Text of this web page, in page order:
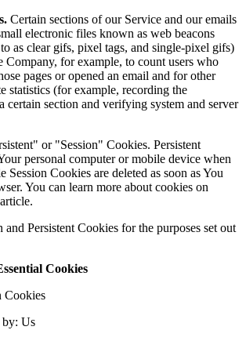
Certain sections of our Service and our emails
electronic files known as web beacons
as clear gifs, pixel tags, and single-pixel gifs)
Company, for example, to count users who
pages or opened an email and for other
statistics (for example, recording the
certain section and verifying system and server
or "Session" Cookies. Persistent
personal computer or mobile device when
Cookies are deleted as soon as You
You can learn more about cookies on
article.
and Persistent Cookies for the purposes set out
Cookies
Cookies
by: Us